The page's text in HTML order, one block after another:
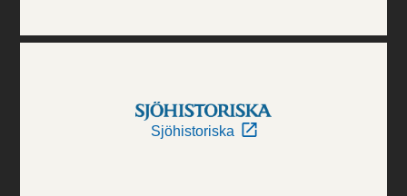
Sjöhistoriska